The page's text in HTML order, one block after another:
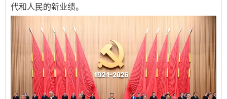
代和人民的新业绩。